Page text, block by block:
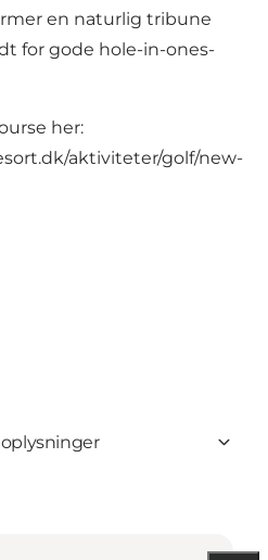
en naturlig tribune
for gode hole-in-ones-
her:
aktiviteter/golf/new-